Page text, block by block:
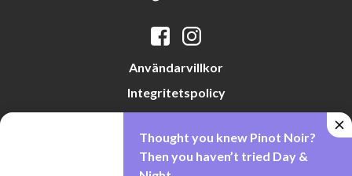
Användarvillkor
Integritetspolicy
Cookiepolicy
Thought you knew Pinot Noir?
Then you haven’t tried Day &